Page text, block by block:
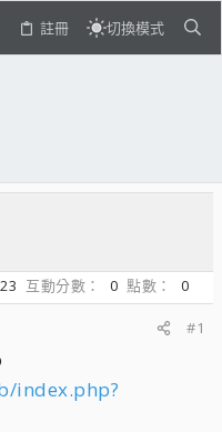
註冊 切換模式
23 互動分數 0 點數
0
#1
index.php?